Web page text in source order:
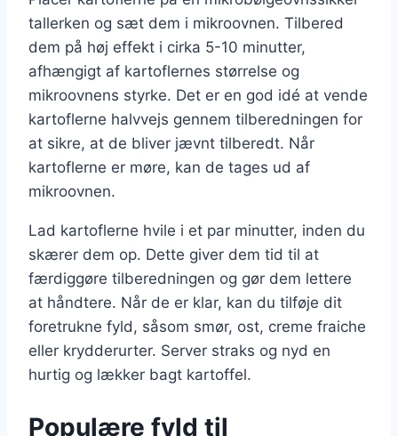
tallerken og sæt dem i mikroovnen. Tilbered
dem på høj effekt i cirka 5-10 minutter,
afhængigt af kartoflernes størrelse og
mikroovnens styrke. Det er en god idé at vende
kartoflerne halvvejs gennem tilberedningen for
at sikre, at de bliver jævnt tilberedt. Når
kartoflerne er møre, kan de tages ud af
mikroovnen.
Lad kartoflerne hvile i et par minutter, inden du
skærer dem op. Dette giver dem tid til at
færdiggøre tilberedningen og gør dem lettere
at håndtere. Når de er klar, kan du tilføje dit
foretrukne fyld, såsom smør, ost, creme fraiche
eller krydderurter. Server straks og nyd en
hurtig og lækker bagt kartoffel.
Populære fyld til